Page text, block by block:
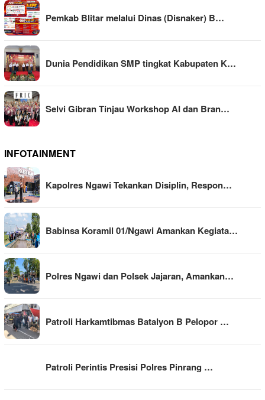
Pemkab Blitar melalui Dinas (Disnaker) B…
Dunia Pendidikan SMP tingkat Kabupaten K…
Selvi Gibran Tinjau Workshop AI dan Bran…
INFOTAINMENT
Kapolres Ngawi Tekankan Disiplin, Respon…
Babinsa Koramil 01/Ngawi Amankan Kegiata…
Polres Ngawi dan Polsek Jajaran, Amankan…
Patroli Harkamtibmas Batalyon B Pelopor …
Patroli Perintis Presisi Polres Pinrang …